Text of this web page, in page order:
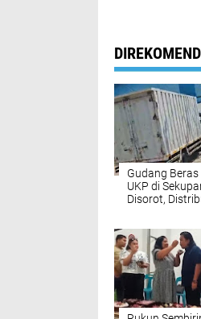
Gudang Beras
UKP di
Disorot,
Transparansi
Dipertanyakan